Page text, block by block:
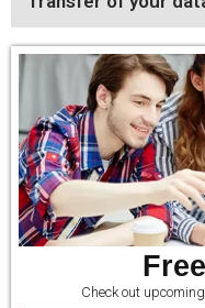
Check out